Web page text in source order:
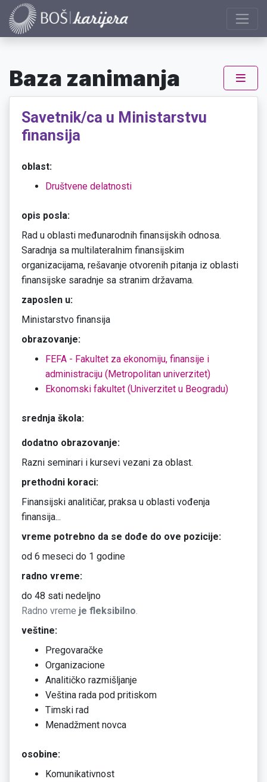
Baza zanimanja
Savetnik/ca u Ministarstvu
finansija
oblast:
Društvene delatnosti
opis posla:
Rad u oblasti međunarodnih finansijskih odnosa.
Saradnja sa multilateralnim finansijskim
organizacijama, rešavanje otvorenih pitanja iz oblasti
finansijske saradnje sa stranim državama.
zaposlen u:
Ministarstvo finansija
obrazovanje:
FEFA - Fakultet za ekonomiju, finansije i
administraciju (Metropolitan univerzitet)
Ekonomski fakultet (Univerzitet u Beogradu)
srednja škola:
dodatno obrazovanje:
Razni seminari i kursevi vezani za oblast.
prethodni koraci:
Finansijski analitičar, praksa u oblasti vođenja
finansija...
vreme potrebno da se dođe do ove pozicije:
od 6 meseci do 1 godine
radno vreme:
do 48 sati nedeljno
Radno vreme je fleksibilno.
veštine:
Pregovaračke
Organizacione
Analitičko razmišljanje
Veština rada pod pritiskom
Timski rad
Menadžment novca
osobine:
Komunikativnost